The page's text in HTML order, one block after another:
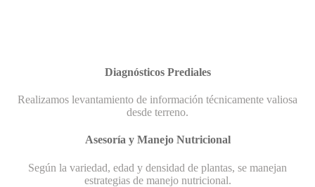
Diagnósticos Prediales
Realizamos levantamiento de información técnicamente valiosa
desde terreno.
Asesoría y Manejo Nutricional
Según la variedad, edad y densidad de plantas, se manejan
estrategias de manejo nutricional.